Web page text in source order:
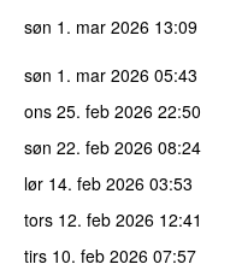
søn 1. mar 2026 13:09
søn 1. mar 2026 05:43
ons 25. feb 2026 22:50
søn 22. feb 2026 08:24
lør 14. feb 2026 03:53
tors 12. feb 2026 12:41
tirs 10. feb 2026 07:57